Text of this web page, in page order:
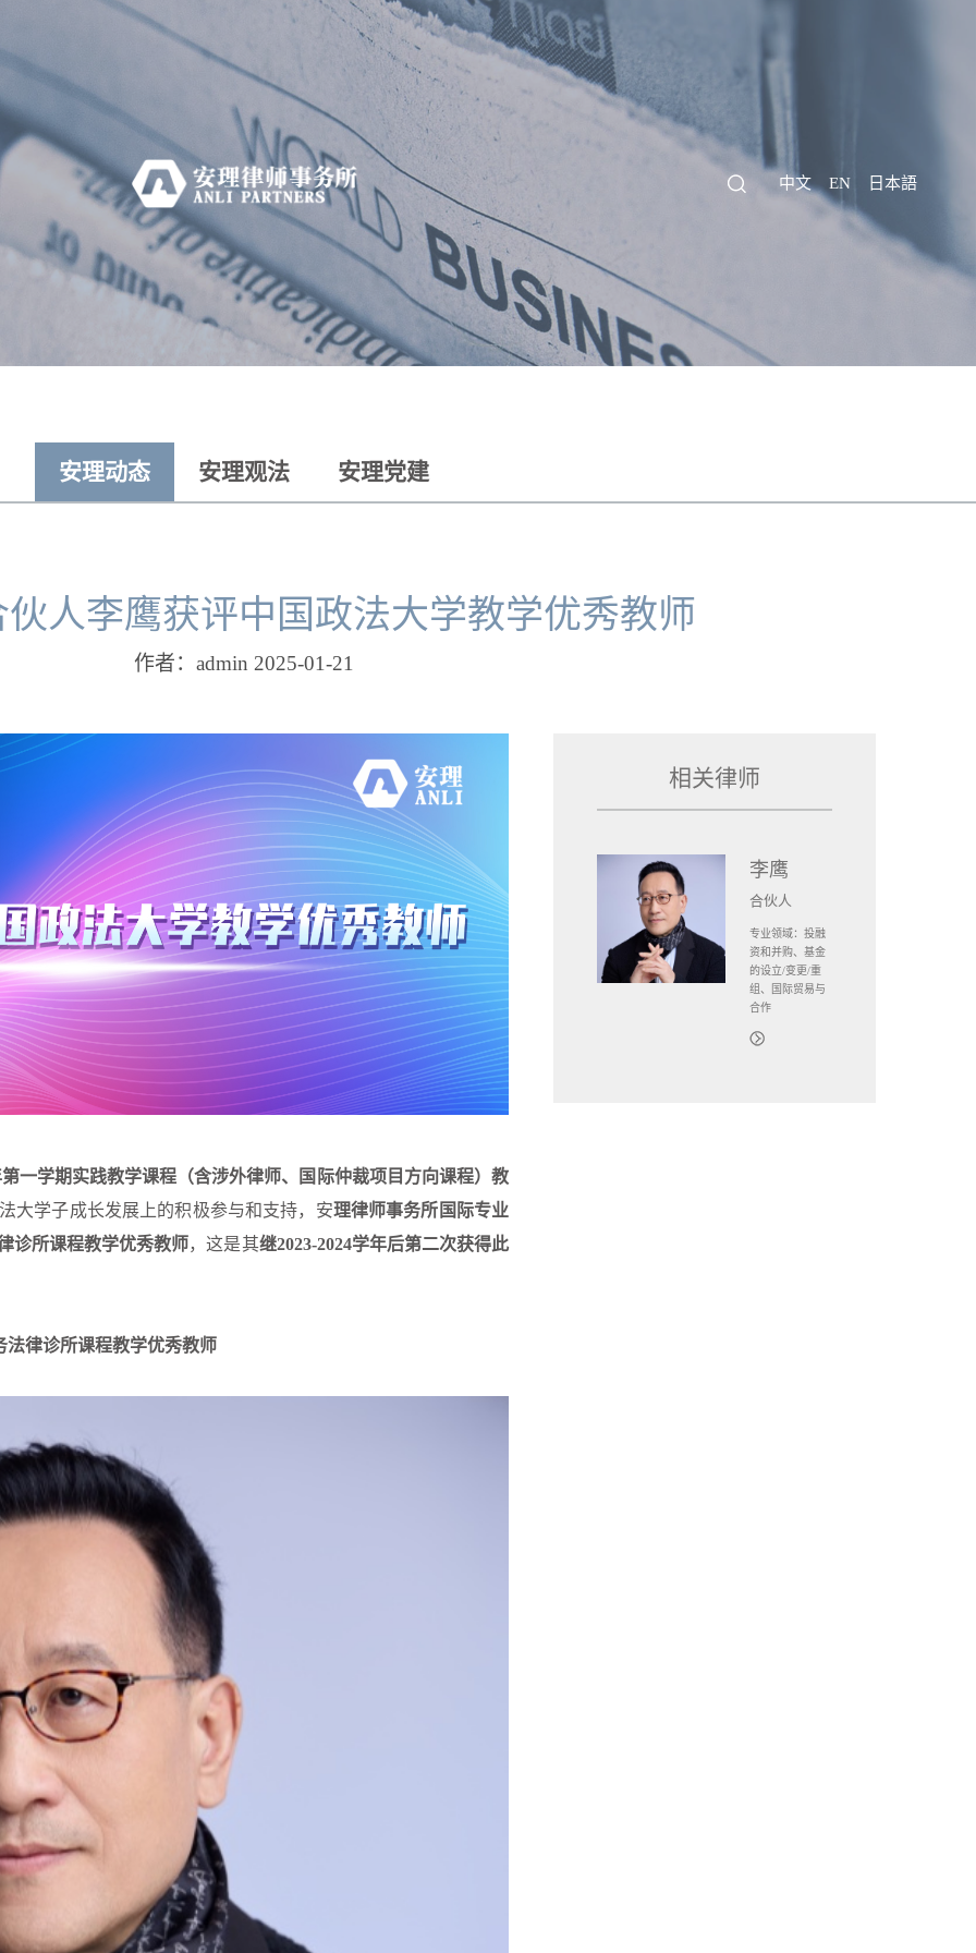
中文 EN 日本語
安理动态 安理观法 安理党建
人李鹰获评中国政法大学教学优秀教师
作者：admin 2025-01-21
第一学期实践教学课程（含涉外律师、国际仲裁项目方向课程）教
大学子成长发展上的积极参与和支持，安理律师事务所国际专业
诊所课程教学优秀教师，这是其继2023-2024学年后第二次获得此
法律诊所课程教学优秀教师
相关律师
李鹰
合伙人
专业领域：投融
资和并购、基金
的设立/变更/重
组、国际贸易与
合作